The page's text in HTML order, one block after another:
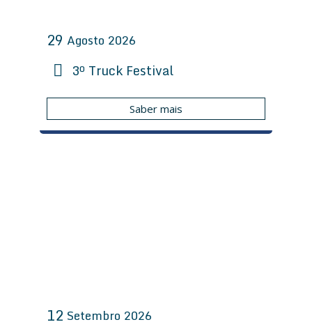
29 Agosto 2026
3º Truck Festival
Saber mais
12 Setembro 2026